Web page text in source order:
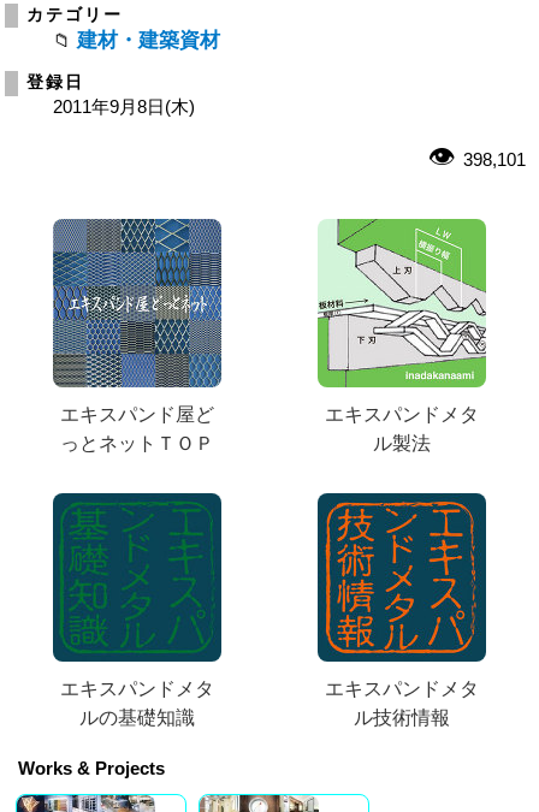
カテゴリー
建材・建築資材
登録日
2011年9月8日(木)
398,101
エキスパンド屋ど
っとネットＴＯＰ
エキスパンドメタ
ル製法
エキスパンドメタ
ルの基礎知識
エキスパンドメタ
ル技術情報
Works & Projects